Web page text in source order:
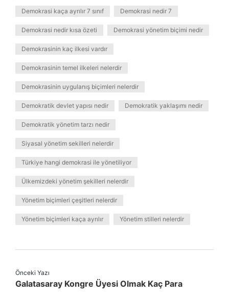
Demokrasi kaça ayrılır 7 sınıf Demokrasi nedir 7
Demokrasi nedir kısa özeti Demokrasi yönetim biçimi nedir
Demokrasinin kaç ilkesi vardır
Demokrasinin temel ilkeleri nelerdir
Demokrasinin uygulanış biçimleri nelerdir
Demokratik devlet yapısı nedir Demokratik yaklaşımı nedir
Demokratik yönetim tarzı nedir
Siyasal yönetim sekilleri nelerdir
Türkiye hangi demokrasi ile yönetiliyor
Ülkemizdeki yönetim şekilleri nelerdir
Yönetim biçimleri çeşitleri nelerdir
Yönetim biçimleri kaça ayrılır Yönetim stilleri nelerdir
Önceki Yazı
Galatasaray Kongre Üyesi Olmak Kaç Para